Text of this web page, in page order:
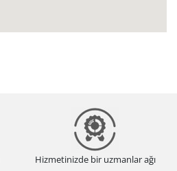
Hizmetinizde bir uzmanlar ağı